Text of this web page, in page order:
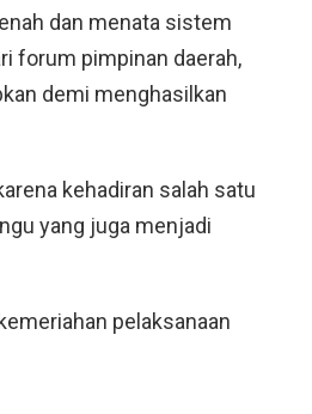
dan menata sistem
forum pimpinan daerah,
demi menghasilkan
kehadiran salah satu
yang juga menjadi
pelaksanaan